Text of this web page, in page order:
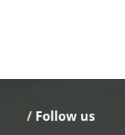
/ Follow us